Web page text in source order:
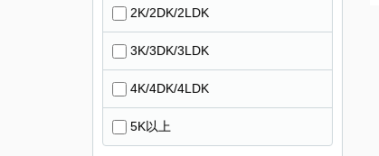
2K/2DK/2LDK
3K/3DK/3LDK
4K/4DK/4LDK
5K以上